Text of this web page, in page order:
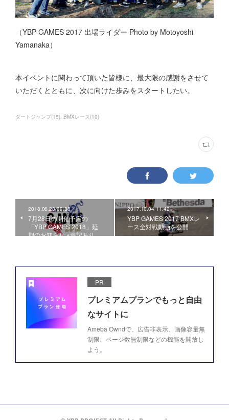
（YBP GAMES 2017 出場ライダー Photo by Motoyoshi
Yamanaka）
本イベントに関わって頂いた皆様に、最大限の感謝をさせて
いただくとともに、次に向けた歩みをスタートしたい。
ダートジャンプ(15) BMXレース (10)
2018.06.28 09:38
7月28日の開催予定の
「YBP GAMES 2018」延
期のお知らせ ※追記あり
2017.10.04 11:42
YBP GAMES 2017 BMXレ
ース全対戦動画を公開
PR
プレミアムプランでもっと自由
なサイトに
Ameba Owndで、広告非表示、画像容量無
制限、ページ数無制限などの機能を開放し
よう。